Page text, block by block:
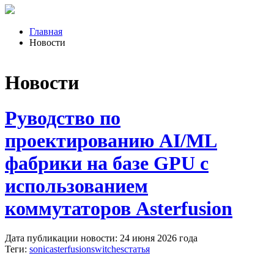
Главная
Новости
Новости
Руводство по
проектированию AI/ML
фабрики на базе GPU с
использованием
коммутаторов Asterfusion
Дата публикации новости: 24 июня 2026 года
Теги: sonicasterfusionswitchesстатья